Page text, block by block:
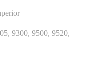
9300, 9500, 9520,